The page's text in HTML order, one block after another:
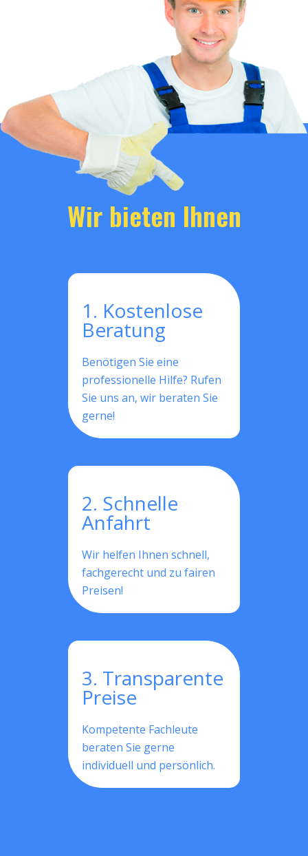
Wir bieten Ihnen
1. Kostenlose
Beratung
Benötigen Sie eine
professionelle Hilfe? Rufen
Sie uns an, wir beraten Sie
gerne!
2. Schnelle
Anfahrt
Wir helfen Ihnen schnell,
fachgerecht und zu fairen
Preisen!
3. Transparente
Preise
Kompetente Fachleute
beraten Sie gerne
individuell und persönlich.